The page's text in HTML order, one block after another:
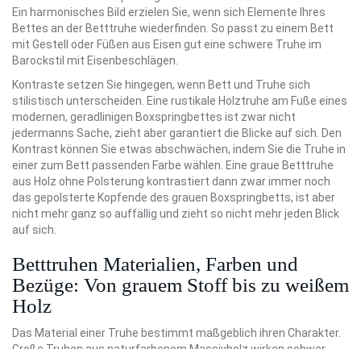
Ein harmonisches Bild erzielen Sie, wenn sich Elemente Ihres
Bettes an der Betttruhe wiederfinden. So passt zu einem Bett
mit Gestell oder Füßen aus Eisen gut eine schwere Truhe im
Barockstil mit Eisenbeschlägen.
Kontraste setzen Sie hingegen, wenn Bett und Truhe sich
stilistisch unterscheiden. Eine rustikale Holztruhe am Fuße eines
modernen, geradlinigen Boxspringbettes ist zwar nicht
jedermanns Sache, zieht aber garantiert die Blicke auf sich. Den
Kontrast können Sie etwas abschwächen, indem Sie die Truhe in
einer zum Bett passenden Farbe wählen. Eine graue Betttruhe
aus Holz ohne Polsterung kontrastiert dann zwar immer noch
das gepolsterte Kopfende des grauen Boxspringbetts, ist aber
nicht mehr ganz so auffällig und zieht so nicht mehr jeden Blick
auf sich.
Betttruhen Materialien, Farben und
Bezüge: Von grauem Stoff bis zu weißem
Holz
Das Material einer Truhe bestimmt maßgeblich ihren Charakter.